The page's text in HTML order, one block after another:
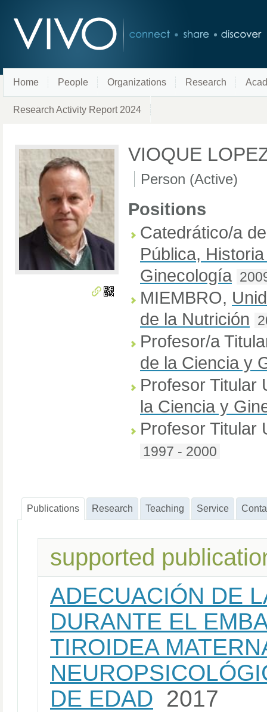
Home People Organizations Research
Research Activity Report 2024
VIOQUE
Person (Active)
Positions
Catedrático/a
Pública,
Ginecología
MIEMBRO,
de la Nutrición
Profesor/a
de la Ciencia y
Profesor Titular
la Ciencia y
Profesor Titular
1997 - 2000
Publications Research Teaching Service
supported
ADECUACIÓN DE
DURANTE EL
TIROIDEA
DE EDAD 2017